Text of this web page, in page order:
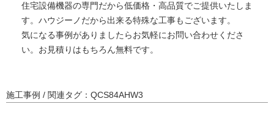
住宅設備機器の専門だから低価格・高品質でご提供いたしま
す。ハウジーノだから出来る特殊な工事もございます。
気になる事例がありましたらお気軽にお問い合わせくださ
い。お見積りはもちろん無料です。
施工事例 / 関連タグ：QCS84AHW3